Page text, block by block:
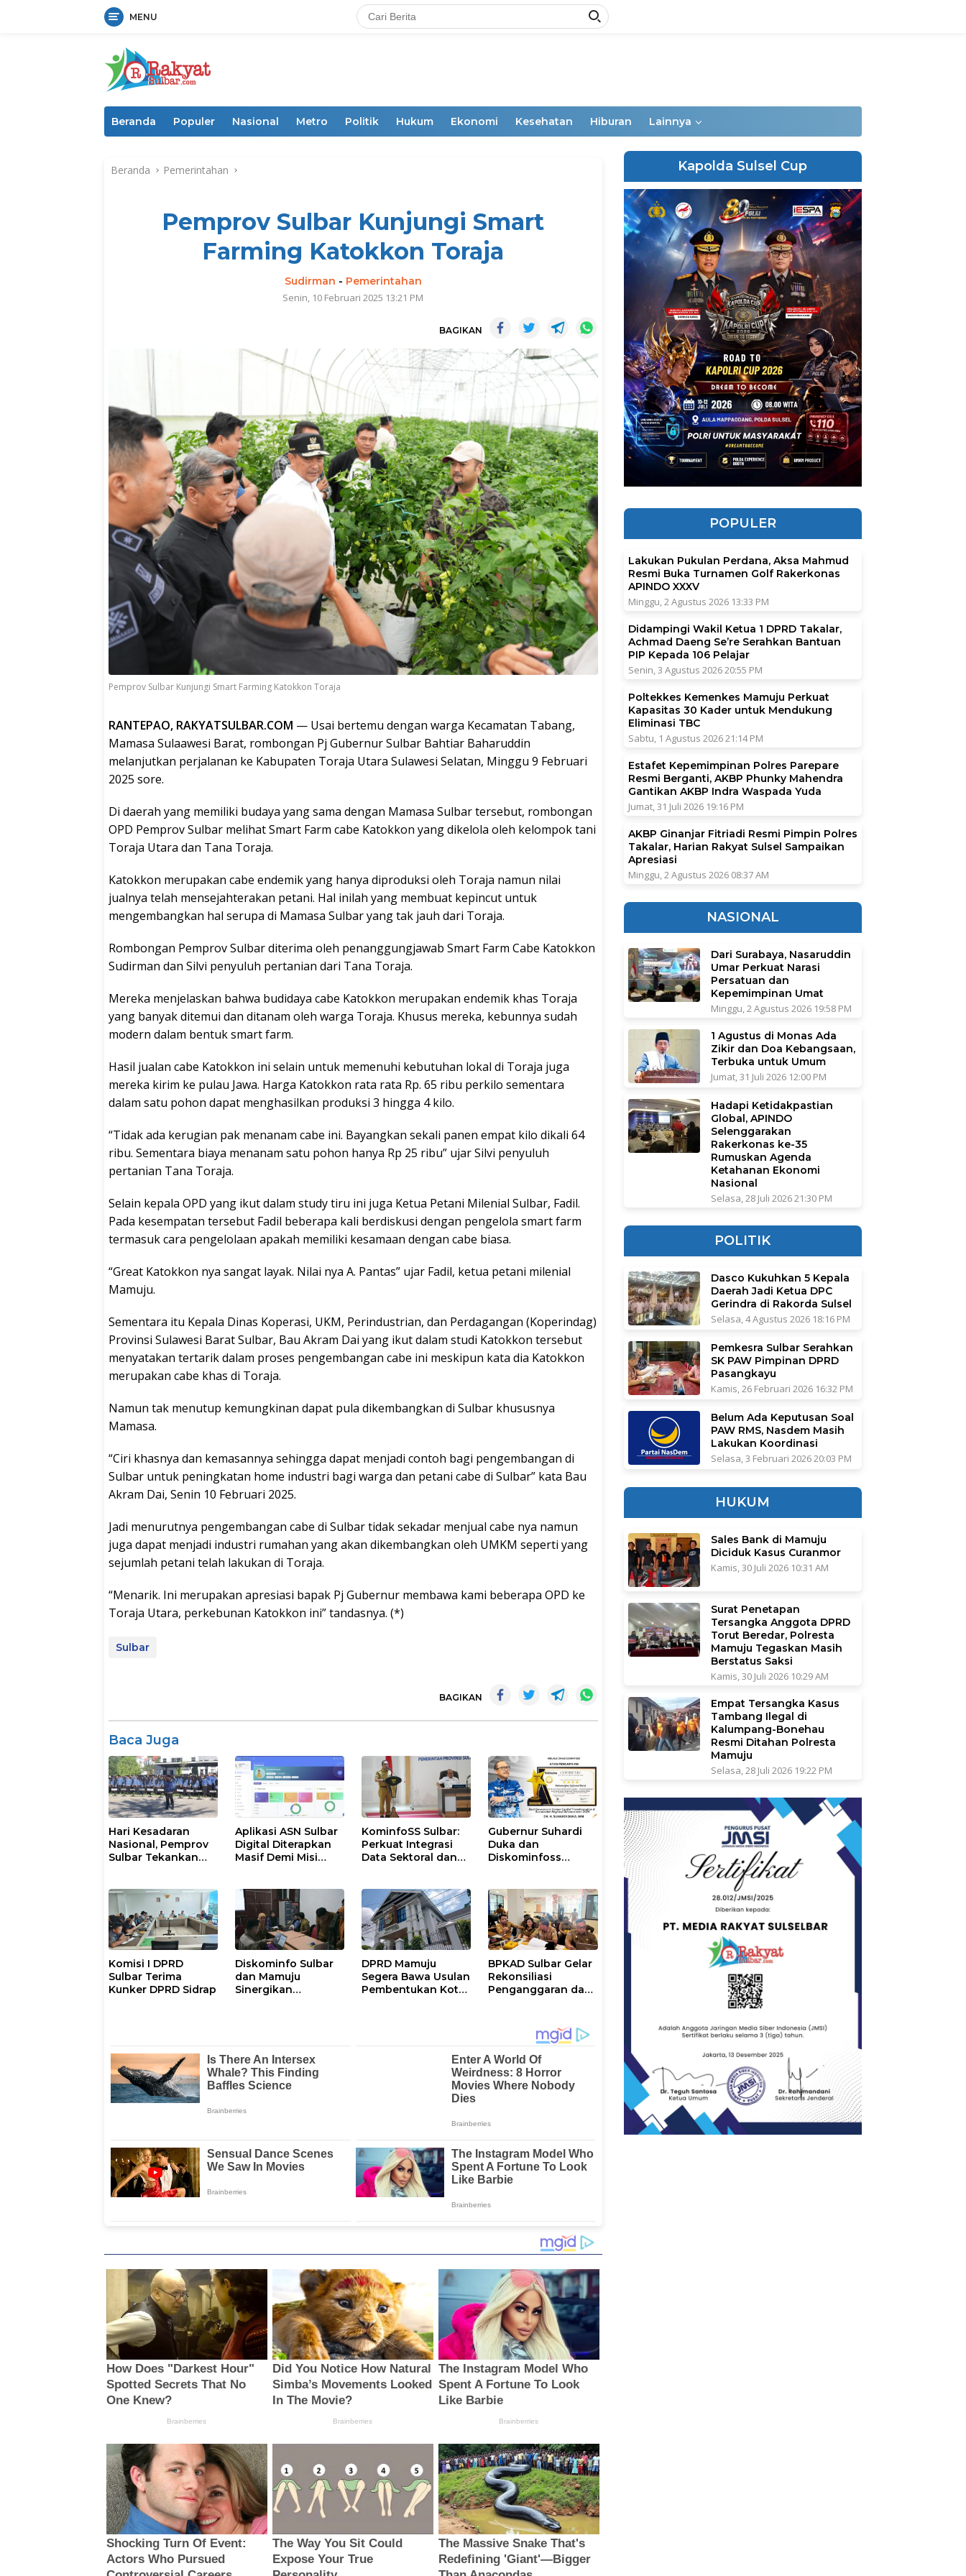
MENU
Beranda Populer Nasional Metro Politik Hukum Ekonomi Kesehatan Hiburan Lainnya
Beranda Pemerintahan
Pemprov Sulbar Kunjungi Smart
Farming Katokkon Toraja
Sudirman - Pemerintahan
Senin, 10 Februari 2025 13:21 PM
BAGIKAN
Pemprov Sulbar Kunjungi Smart Farming Katokkon Toraja
RANTEPAO, RAKYATSULBAR.COM — Usai bertemu dengan warga Kecamatan Tabang,
Mamasa Sulaawesi Barat, rombongan Pj Gubernur Sulbar Bahtiar Baharuddin
melanjutkan perjalanan ke Kabupaten Toraja Utara Sulawesi Selatan, Minggu 9 Februari
2025 sore.
Di daerah yang memiliki budaya yang sama dengan Mamasa Sulbar tersebut, rombongan
OPD Pemprov Sulbar melihat Smart Farm cabe Katokkon yang dikelola oleh kelompok tani
Toraja Utara dan Tana Toraja.
Katokkon merupakan cabe endemik yang hanya diproduksi oleh Toraja namun nilai
jualnya telah mensejahterakan petani. Hal inilah yang membuat kepincut untuk
mengembangkan hal serupa di Mamasa Sulbar yang tak jauh dari Toraja.
Rombongan Pemprov Sulbar diterima oleh penanggungjawab Smart Farm Cabe Katokkon
Sudirman dan Silvi penyuluh pertanian dari Tana Toraja.
Mereka menjelaskan bahwa budidaya cabe Katokkon merupakan endemik khas Toraja
yang banyak ditemui dan ditanam oleh warga Toraja. Khusus mereka, kebunnya sudah
modern dalam bentuk smart farm.
Hasil jualan cabe Katokkon ini selain untuk memenuhi kebutuhan lokal di Toraja juga
mereka kirim ke pulau Jawa. Harga Katokkon rata rata Rp. 65 ribu perkilo sementara
dalam satu pohon dapat menghasilkan produksi 3 hingga 4 kilo.
“Tidak ada kerugian pak menanam cabe ini. Bayangkan sekali panen empat kilo dikali 64
ribu. Sementara biaya menanam satu pohon hanya Rp 25 ribu” ujar Silvi penyuluh
pertanian Tana Toraja.
Selain kepala OPD yang ikut dalam study tiru ini juga Ketua Petani Milenial Sulbar, Fadil.
Pada kesempatan tersebut Fadil beberapa kali berdiskusi dengan pengelola smart farm
termasuk cara pengelolaan apakah memiliki kesamaan dengan cabe biasa.
“Great Katokkon nya sangat layak. Nilai nya A. Pantas” ujar Fadil, ketua petani milenial
Mamuju.
Sementara itu Kepala Dinas Koperasi, UKM, Perindustrian, dan Perdagangan (Koperindag)
Provinsi Sulawesi Barat Sulbar, Bau Akram Dai yang ikut dalam studi Katokkon tersebut
menyatakan tertarik dalam proses pengembangan cabe ini meskipun kata dia Katokkon
merupakan cabe khas di Toraja.
Namun tak menutup kemungkinan dapat pula dikembangkan di Sulbar khususnya
Mamasa.
“Ciri khasnya dan kemasannya sehingga dapat menjadi contoh bagi pengembangan di
Sulbar untuk peningkatan home industri bagi warga dan petani cabe di Sulbar” kata Bau
Akram Dai, Senin 10 Februari 2025.
Jadi menurutnya pengembangan cabe di Sulbar tidak sekadar menjual cabe nya namun
juga dapat menjadi industri rumahan yang akan dikembangkan oleh UMKM seperti yang
sejumlah petani telah lakukan di Toraja.
“Menarik. Ini merupakan apresiasi bapak Pj Gubernur membawa kami beberapa OPD ke
Toraja Utara, perkebunan Katokkon ini” tandasnya. (*)
Sulbar
BAGIKAN
Baca Juga
Hari Kesadaran
Nasional, Pemprov
Sulbar Tekankan
Program
Aplikasi ASN Sulbar
Digital Diterapkan
Masif Demi Misi
KominfoSS Sulbar:
Perkuat Integrasi
Data Sektoral dan
Sebagai Pijakan
Program
Gubernur Suhardi
Duka dan
Diskominfoss
Nasional
Komisi I DPRD
Sulbar Terima
Kunker DPRD Sidrap
Diskominfo Sulbar
dan Mamuju
Sinergikan
DPRD Mamuju
Segera Bawa Usulan
Pembentukan Kota
BPKAD Sulbar Gelar
Rekonsiliasi
Penganggaran dan
Kapolda Sulsel Cup
POPULER
Lakukan Pukulan Perdana, Aksa Mahmud
Resmi Buka Turnamen Golf Rakerkonas
APINDO XXXV
Minggu, 2 Agustus 2026 13:33 PM
Didampingi Wakil Ketua 1 DPRD Takalar,
Achmad Daeng Se’re Serahkan Bantuan
PIP Kepada 106 Pelajar
Senin, 3 Agustus 2026 20:55 PM
Poltekkes Kemenkes Mamuju Perkuat
Kapasitas 30 Kader untuk Mendukung
Eliminasi TBC
Sabtu, 1 Agustus 2026 21:14 PM
Estafet Kepemimpinan Polres Parepare
Resmi Berganti, AKBP Phunky Mahendra
Gantikan AKBP Indra Waspada Yuda
Jumat, 31 Juli 2026 19:16 PM
AKBP Ginanjar Fitriadi Resmi Pimpin Polres
Takalar, Harian Rakyat Sulsel Sampaikan
Apresiasi
Minggu, 2 Agustus 2026 08:37 AM
NASIONAL
Dari Surabaya, Nasaruddin
Umar Perkuat Narasi
Persatuan dan
Kepemimpinan Umat
Minggu, 2 Agustus 2026 19:58 PM
1 Agustus di Monas Ada
Zikir dan Doa Kebangsaan,
Terbuka untuk Umum
Jumat, 31 Juli 2026 12:00 PM
Hadapi Ketidakpastian
Global, APINDO
Selenggarakan
Rakerkonas ke-35
Rumuskan Agenda
Ketahanan Ekonomi
Nasional
Selasa, 28 Juli 2026 21:30 PM
POLITIK
Dasco Kukuhkan 5 Kepala
Daerah Jadi Ketua DPC
Gerindra di Rakorda Sulsel
Selasa, 4 Agustus 2026 18:16 PM
Pemkesra Sulbar Serahkan
SK PAW Pimpinan DPRD
Pasangkayu
Kamis, 26 Februari 2026 16:32 PM
Belum Ada Keputusan Soal
PAW RMS, Nasdem Masih
Lakukan Koordinasi
Selasa, 3 Februari 2026 20:03 PM
HUKUM
Sales Bank di Mamuju
Diciduk Kasus Curanmor
Kamis, 30 Juli 2026 10:31 AM
Surat Penetapan
Tersangka Anggota DPRD
Torut Beredar, Polresta
Mamuju Tegaskan Masih
Berstatus Saksi
Kamis, 30 Juli 2026 10:29 AM
Empat Tersangka Kasus
Tambang Ilegal di
Kalumpang-Bonehau
Resmi Ditahan Polresta
Mamuju
Selasa, 28 Juli 2026 19:22 PM